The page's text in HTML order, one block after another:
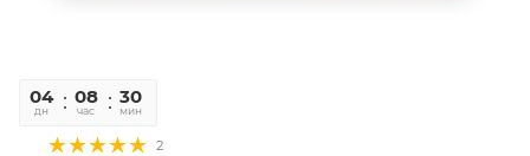
04
дн
08
час
30
мин
2